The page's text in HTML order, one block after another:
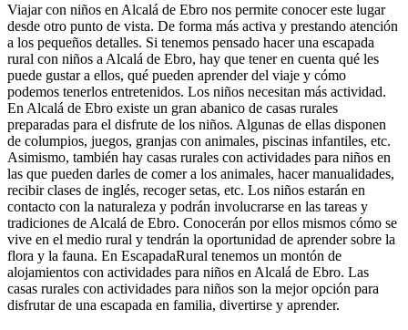
Viajar con niños en Alcalá de Ebro nos permite conocer este lugar
desde otro punto de vista. De forma más activa y prestando atención
a los pequeños detalles. Si tenemos pensado hacer una escapada
rural con niños a Alcalá de Ebro, hay que tener en cuenta qué les
puede gustar a ellos, qué pueden aprender del viaje y cómo
podemos tenerlos entretenidos. Los niños necesitan más actividad.
En Alcalá de Ebro existe un gran abanico de casas rurales
preparadas para el disfrute de los niños. Algunas de ellas disponen
de columpios, juegos, granjas con animales, piscinas infantiles, etc.
Asimismo, también hay casas rurales con actividades para niños en
las que pueden darles de comer a los animales, hacer manualidades,
recibir clases de inglés, recoger setas, etc. Los niños estarán en
contacto con la naturaleza y podrán involucrarse en las tareas y
tradiciones de Alcalá de Ebro. Conocerán por ellos mismos cómo se
vive en el medio rural y tendrán la oportunidad de aprender sobre la
flora y la fauna. En EscapadaRural tenemos un montón de
alojamientos con actividades para niños en Alcalá de Ebro. Las
casas rurales con actividades para niños son la mejor opción para
disfrutar de una escapada en familia, divertirse y aprender.